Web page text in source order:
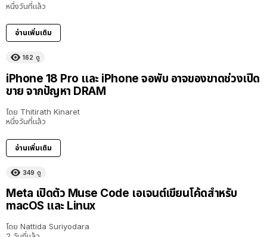
หนึ่งวันที่แล้ว
อ่านเพิ่มเติม
162 ดู
iPhone 18 Pro และ iPhone จอพับ อาจของขาดช่วงเปิด
ขาย จากปัญหา DRAM
โดย Thitirath Kinaret
หนึ่งวันที่แล้ว
อ่านเพิ่มเติม
349 ดู
Meta เปิดตัว Muse Code เอเจนต์เขียนโค้ดสำหรับ
macOS และ Linux
โดย Nattida Suriyodara